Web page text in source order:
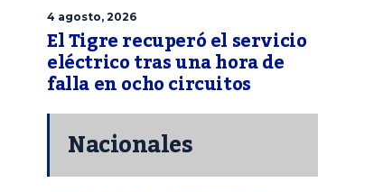
4 agosto, 2026
El Tigre recuperó el servicio
eléctrico tras una hora de
falla en ocho circuitos
Nacionales